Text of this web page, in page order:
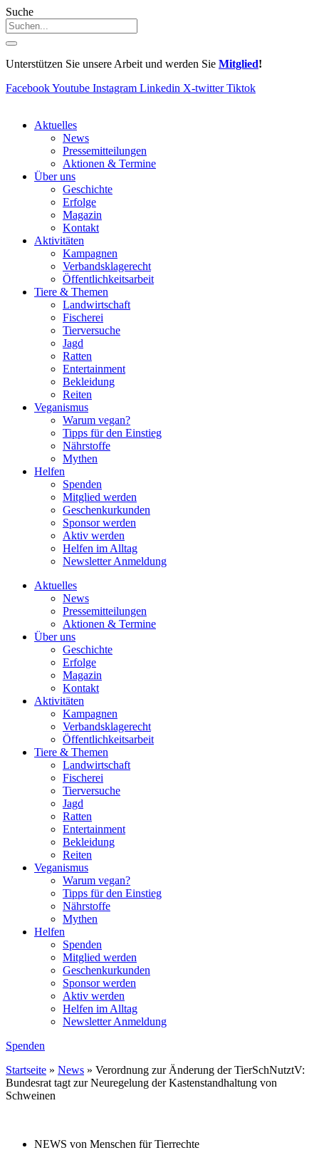
Suche
Unterstützen Sie unsere Arbeit und werden Sie Mitglied!
FacebookYoutube Instagram Linkedin X-twitter Tiktok
Aktuelles
News
Pressemitteilungen
Aktionen & Termine
Über uns
Geschichte
Erfolge
Magazin
Kontakt
Aktivitäten
Kampagnen
Verbandsklagerecht
Öffentlichkeitsarbeit
Tiere & Themen
Landwirtschaft
Fischerei
Tierversuche
Jagd
Ratten
Entertainment
Bekleidung
Reiten
Veganismus
Warum vegan?
Tipps für den Einstieg
Nährstoffe
Mythen
Helfen
Spenden
Mitglied werden
Geschenkurkunden
Sponsor werden
Aktiv werden
Helfen im Alltag
Newsletter Anmeldung
Aktuelles
News
Pressemitteilungen
Aktionen & Termine
Über uns
Geschichte
Erfolge
Magazin
Kontakt
Aktivitäten
Kampagnen
Verbandsklagerecht
Öffentlichkeitsarbeit
Tiere & Themen
Landwirtschaft
Fischerei
Tierversuche
Jagd
Ratten
Entertainment
Bekleidung
Reiten
Veganismus
Warum vegan?
Tipps für den Einstieg
Nährstoffe
Mythen
Helfen
Spenden
Mitglied werden
Geschenkurkunden
Sponsor werden
Aktiv werden
Helfen im Alltag
Newsletter Anmeldung
Spenden
Startseite » News » Verordnung zur Änderung der TierSchNutztV:
Bundesrat tagt zur Neuregelung der Kastenstandhaltung von
Schweinen
NEWS von Menschen für Tierrechte